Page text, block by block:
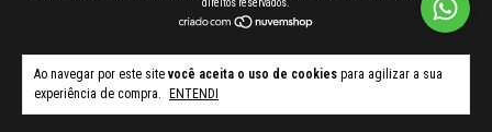
Ao navegar por este site você aceita o uso de cookies para agilizar a sua
experiência de compra.
ENTENDI
direitos reservados.